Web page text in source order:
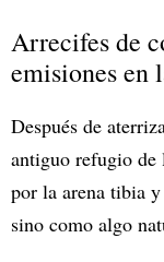
Arrecifes de
emisiones en
Después de
antiguo refugio
por la arena tibia
sino como algo